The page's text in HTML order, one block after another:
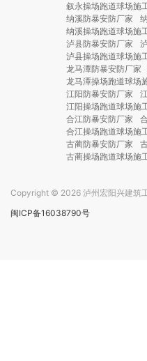
叙永操场跑道球场施
纳溪防暴安防厂家
纳溪操场跑道球场施
泸县防暴安防厂家
泸县操场跑道球场施
龙马潭防暴安防厂家
龙马潭操场跑道球场
江阳防暴安防厂家
江阳操场跑道球场施
合江防暴安防厂家
合江操场跑道球场施
古蔺防暴安防厂家
古蔺操场跑道球场施
Copyright © 2026 泸州宏阳兴建筑
闽ICP备16038790号